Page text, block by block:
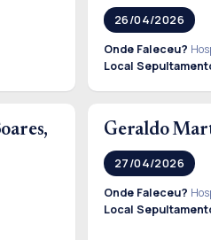
26/04/2026
Onde Faleceu?
Local
Geraldo
27/04/2026
Onde Faleceu?
Local